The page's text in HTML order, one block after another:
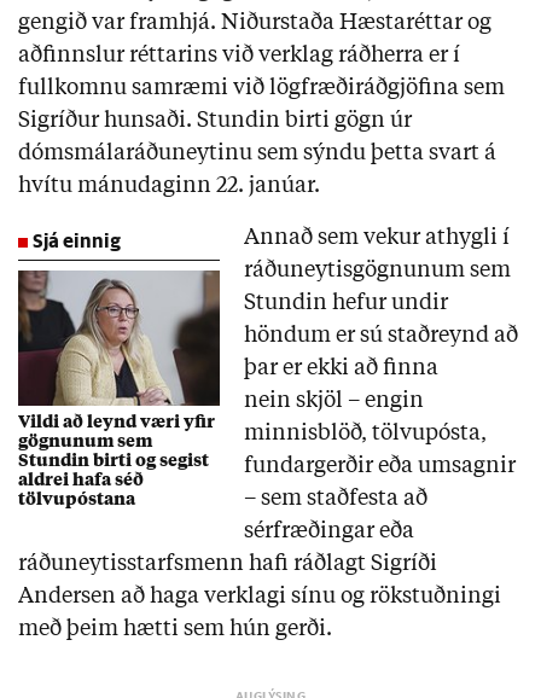
gengið var framhjá. Niðurstaða Hæstaréttar og
aðfinnslur réttarins við verklag ráðherra er í
fullkomnu samræmi við lögfræðiráðgjöfina sem
Sigríður hunsaði. Stundin birti gögn úr
dómsmálaráðuneytinu sem sýndu þetta svart á
hvítu mánudaginn 22. janúar.
Sjá einnig
Vildi að leynd væri yfir
gögnunum sem
Stundin birti og segist
aldrei hafa séð
tölvupóstana
Annað sem vekur athygli í
ráðuneytisgögnunum sem
Stundin hefur undir
höndum er sú staðreynd að
þar er ekki að finna
nein skjöl – engin
minnisblöð, tölvupósta,
fundargerðir eða umsagnir
– sem staðfesta að
sérfræðingar eða
ráðuneytisstarfsmenn hafi ráðlagt Sigríði
Andersen að haga verklagi sínu og rökstuðningi
með þeim hætti sem hún gerði.